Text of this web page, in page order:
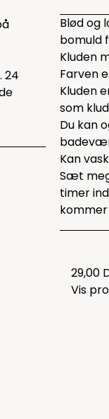
24
Blød og
bomuld
Kluden
Farven
Kluden
som
Du kan
Kan
Sæt
timer
kommer
29,00
Vis